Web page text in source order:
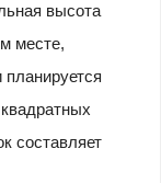
высота
месте,
составляет